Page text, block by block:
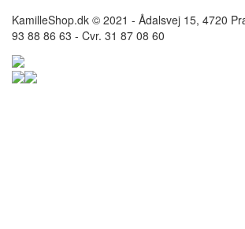
KamilleShop.dk © 2021 - Ådalsvej 15, 4720
93 88 86 63 - Cvr. 31 87 08 60